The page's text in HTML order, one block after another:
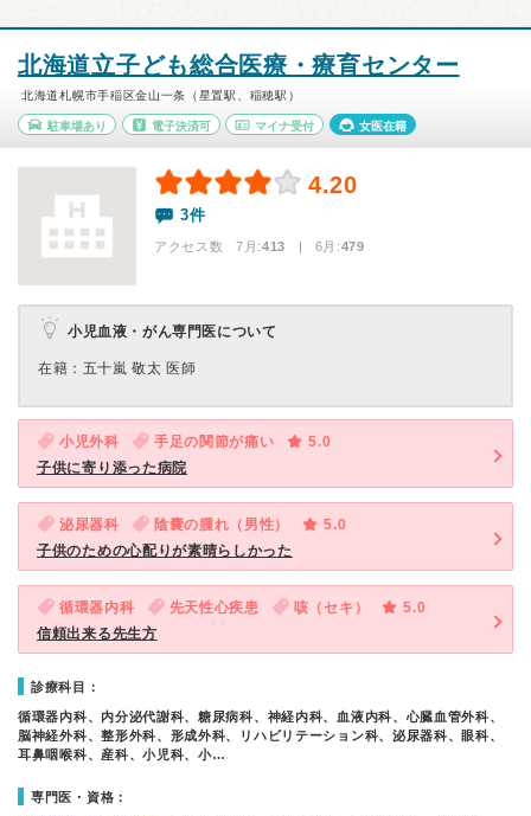
北海道立子ども総合医療・療育センター
北海道札幌市手稲区金山一条（星置駅、稲穂駅）
駐車場あり 電子決済可 マイナ受付 女医在籍
4.20
3件
アクセス数 7月:413 | 6月:479
小児血液・がん専門医について
在籍：五十嵐 敬太 医師
小児外科 手足の関節が痛い
5.0
子供に寄り添った病院
泌尿器科 陰嚢の腫れ（男性）
5.0
子供のための心配りが素晴らしかった
循環器内科 先天性心疾患 咳（セキ）
5.0
信頼出来る先生方
診療科目：
循環器内科、内分泌代謝科、糖尿病科、神経内科、血液内科、心臓血管外科、
脳神経外科、整形外科、形成外科、リハビリテーション科、泌尿器科、眼科、
耳鼻咽喉科、産科、小児科、小…
専門医・資格：